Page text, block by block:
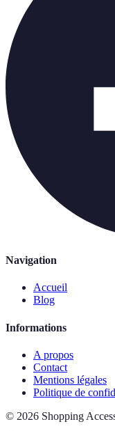
Navigation
Accueil
Blog
Informations
A propos
Contact
Mentions légales
Politique de
© 2026 Shopping